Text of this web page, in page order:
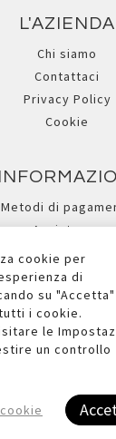
L'AZIENDA
Chi siamo
Contattaci
Privacy Policy
Cookie
Metodi di
Assistenza
Ricerca avanzata
cookie per
di
su "Accetta"
i cookie.
le
un controllo
Ufficio S.r.l. - P.iva